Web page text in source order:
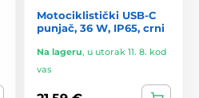
Motociklistički USB-C
punjač, 36 W, IP65, crni
Na lageru, u utorak 11. 8. kod
vas